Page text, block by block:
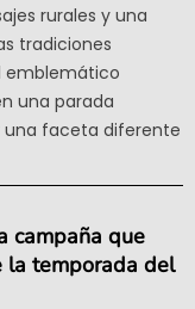
rurales y una
tradiciones
emblemático
una parada
una faceta diferente
campaña que
la temporada del